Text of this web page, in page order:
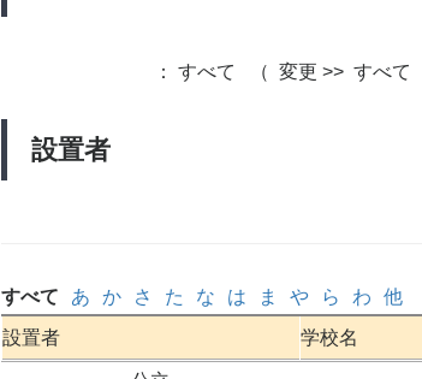
設置者
： すべて （ 変更 >> すべて
すべて あ か さ た な は ま や ら わ
他
設置者
学校名